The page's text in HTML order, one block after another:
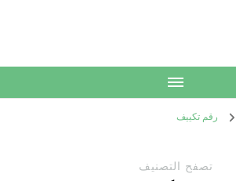
رقم تكييف
تصفح التصنيف